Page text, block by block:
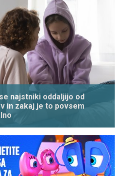
najstniki oddaljijo od
in zakaj je to povsem